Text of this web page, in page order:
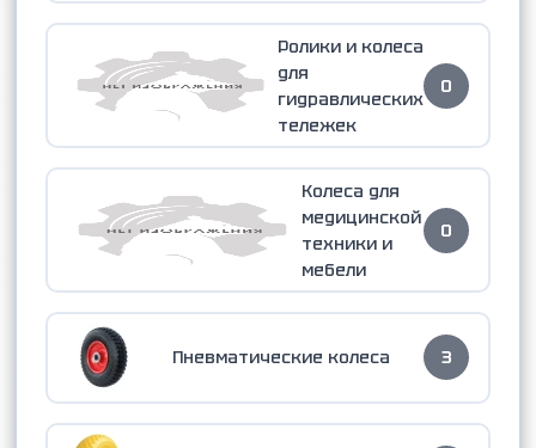
Ролики и колеса
для
гидравлических
тележек
0
Колеса для
медицинской
техники и
мебели
0
Пневматические колеса 3